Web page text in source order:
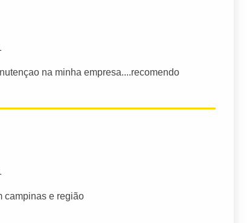
na minha empresa....recomendo
campinas e região